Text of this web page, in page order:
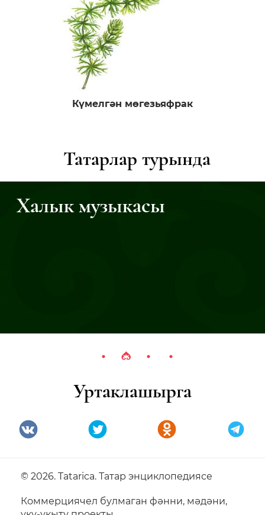
Күмелгән мөгезьяфрак
Татарлар турында
Халык музыкасы
Уртаклашырга
© 2026. Tatarica. Татар энциклопедиясе
Коммерциячел булмаган фәнни, мәдәни,